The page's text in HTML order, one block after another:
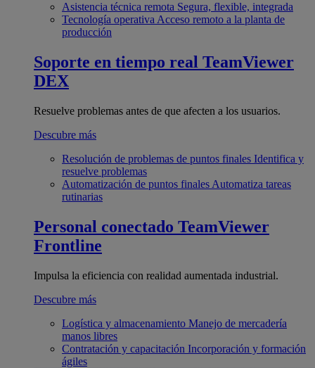
Asistencia técnica remota Segura, flexible, integrada
Tecnología operativa Acceso remoto a la planta de
producción
Soporte en tiempo real TeamViewer
DEX
Resuelve problemas antes de que afecten a los usuarios.
Descubre más
Resolución de problemas de puntos finales Identifica y
resuelve problemas
Automatización de puntos finales Automatiza tareas
rutinarias
Personal conectado TeamViewer
Frontline
Impulsa la eficiencia con realidad aumentada industrial.
Descubre más
Logística y almacenamiento Manejo de mercadería
manos libres
Contratación y capacitación Incorporación y formación
ágiles